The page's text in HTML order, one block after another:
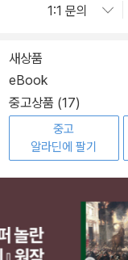
새상품
eBook
중고상품 (17)
중고
알라딘에 팔기